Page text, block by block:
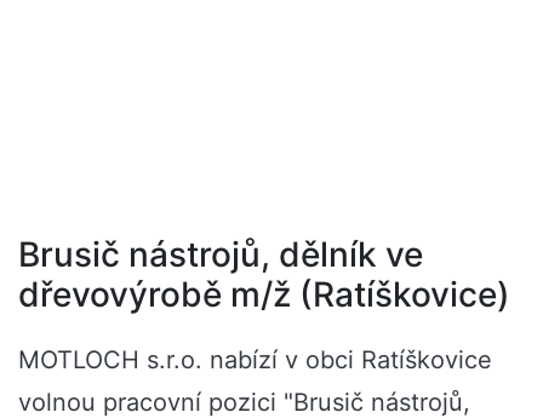
Brusič nástrojů, dělník ve
dřevovýrobě m/ž (Ratíškovice)
MOTLOCH s.r.o. nabízí v obci Ratíškovice
volnou pracovní pozici "Brusič nástrojů,